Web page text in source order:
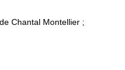
, de Chantal Montellier ;